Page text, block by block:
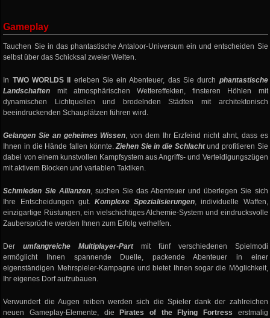
Gameplay
Tauchen Sie in das phantastische Antaloor-Universum ein und entscheiden Sie
selbst über das Schicksal zweier Welten.
In TWO WORLDS II erleben Sie ein Abenteuer, das Sie durch phantastische
Landschaften mit atmosphärischen Wettereffekten, finsteren Höhlen mit
dynamischen Lichtquellen und brodelnden Städten mit architektonisch
beeindruckenden Schauplätzen führen wird.
Gelangen Sie an geheimes Wissen, von dem Ihr Erzfeind nicht ahnt, dass es
Ihnen in die Hände fallen könnte.Ziehen Sie in die Schlachtund profitieren Sie
dabei von einem kunstvollen Kampfsystem aus Angriffs- und Verteidigungszügen
mit aktivem Blocken und variablen Taktiken.
Schmieden Sie Allianzen, suchen Sie das Abenteuer und überlegen Sie sich
Ihre Entscheidungen gut. Komplexe Spezialisierungen, individuelle Waffen,
einzigartige Rüstungen, ein vielschichtiges Alchemie-System und eindrucksvolle
Zaubersprüche werden Ihnen zum Erfolg verhelfen.
Derumfangreiche Multiplayer-Partmit fünf verschiedenen Spielmodi
ermöglicht Ihnen spannende Duelle, packende Abenteuer in einer
eigenständigen Mehrspieler-Kampagne und bietet Ihnen sogar die Möglichkeit,
Ihr eigenes Dorf aufzubauen.
Verwundert die Augen reiben werden sich die Spieler dank der zahlreichen
neuen Gameplay-Elemente, die
Pirates of the Flying Fortress erstmalig